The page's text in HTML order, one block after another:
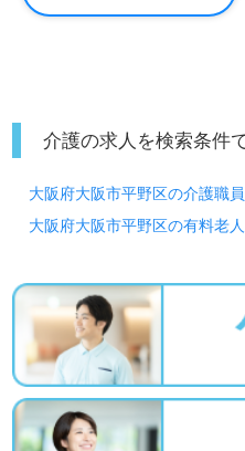
ちが伝えやすい職場環境、
したい』『転職で施設形態
方にも大歓迎です。募集詳
全国の求人ご紹介！医療/福
LINE、メール、お電話など
相談可能です。転職相談、
料サービスをご利用いただ
あり！＞"転職支援"のプロと
せお待ちしております。
介護の求人を検索条件
大阪府大阪市平野区の介護職
大阪府大阪市平野区の有料老